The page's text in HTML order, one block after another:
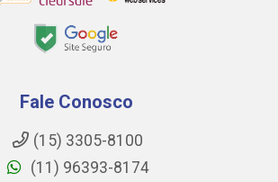
Fale Conosco
(15) 3305-8100
(11) 96393-8174